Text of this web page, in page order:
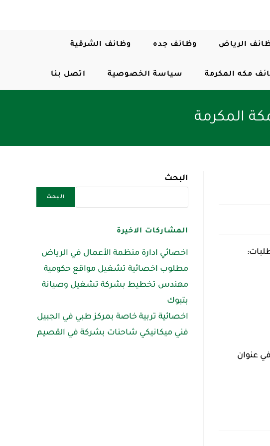
الرياض وظائف جده وظائف الشرقية
مكه المكرمة سياسة الخصوصية اتصل بنا
المكرمة
عنوان
البحث
البحث
المشاركات الاخيرة
اخصائي ادارة منظمة الأعمال في الرياض
مطلوب اخصائية تشغيل مواقع حكومية
مهندس تخطيط بشركة تشغيل وصيانة
بتبوك
اخصائية تربية خاصة بمركز طبي في الجبيل
فني ميكانيكي شاحنات بشركة في القصيم